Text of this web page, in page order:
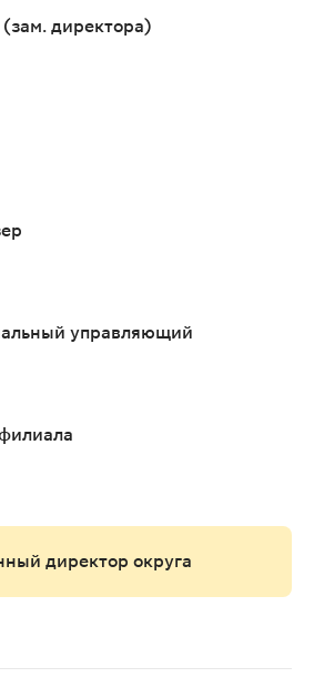
директора)
управляющий
директор округа